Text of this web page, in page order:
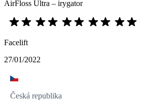
AirFloss Ultra – irygator
Facelift
27/01/2022
Česká republika